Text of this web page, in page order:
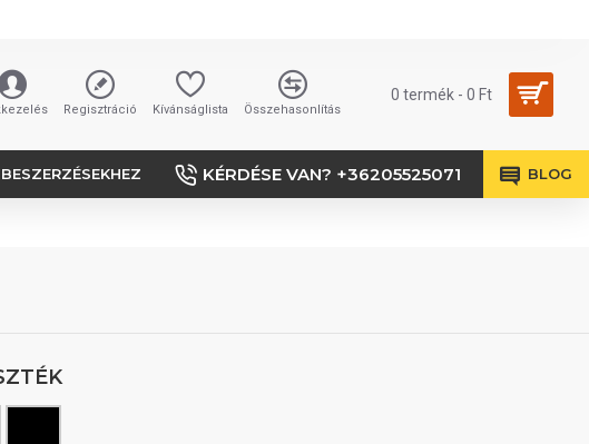
Regisztráció Kívánságlista Összehasonlítás
0 termék - 0 Ft
KÉRDÉSE VAN? +36205525071 BLOG